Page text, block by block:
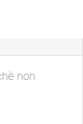
non